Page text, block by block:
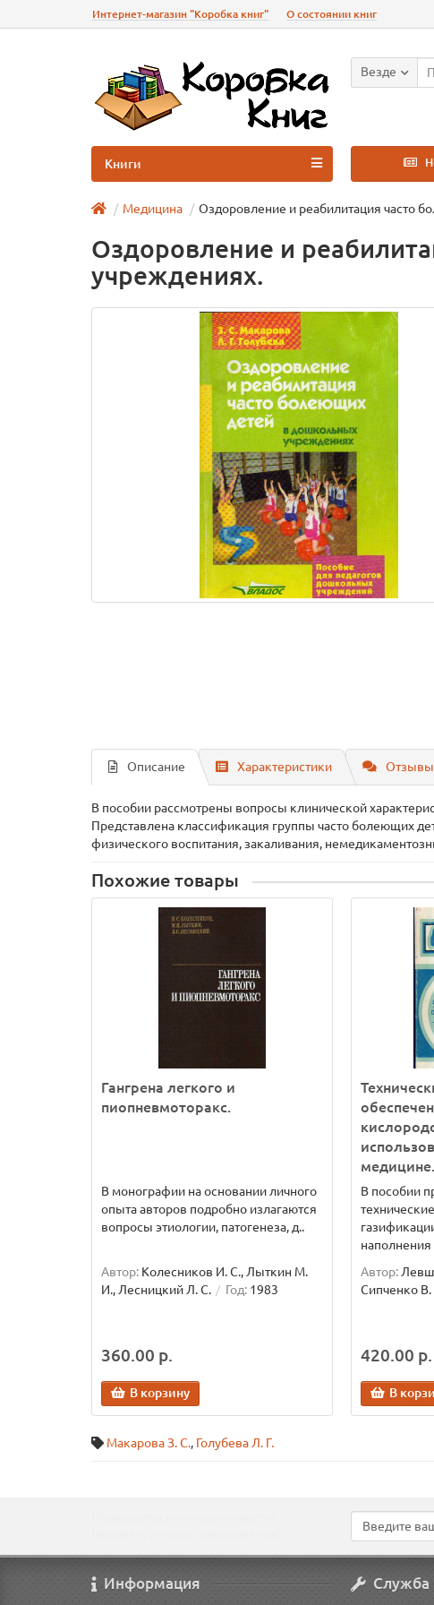
Интернет-магазин "Коробка книг" О состоянии книг
Везде
Книги
Медицина Оздоровление и реабилитация часто
Оздоровление и
учреждениях.
Описание Характеристики Отзывы
В пособии рассмотрены вопросы клинической
Представлена классификация группы часто болеющих
физического воспитания, закаливания,
Похожие товары
Гангрена легкого и
пиопневмоторакс.
В монографии на основании личного
опыта авторов подробно излагаются
вопросы этиологии, патогенеза, д..
Автор: Колесников И. С., Лыткин М.
И., Лесницкий Л. С.
Год: 1983
360.00 р.
В корзину
медицине.
В пособии
наполнения
Автор:
Сипченко В.
420.00 р.
В
Макарова З. С., Голубева Л. Г.
Информация Служба